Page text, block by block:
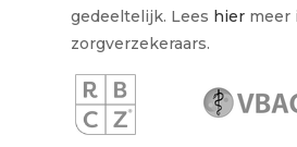
gedeeltelijk. Lees hier meer
zorgverzekeraars.